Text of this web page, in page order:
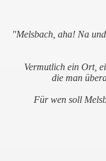
"Melsbach, aha! Na
Vermutlich ein Ort,
die man
Für wen soll